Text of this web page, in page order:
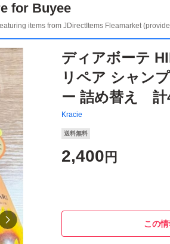
for Buyee
items from JDirectItems Fleamarket
ディアボーテ
リペア シャン
ー 詰め替え 計
Kracie
送料無料
2,400 円
この